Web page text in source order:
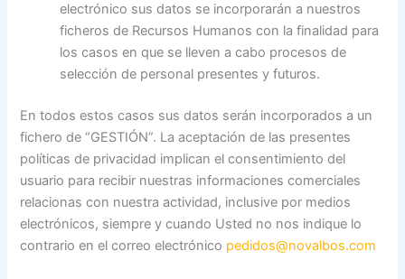
electrónico sus datos se incorporarán a nuestros
ficheros de Recursos Humanos con la finalidad para
los casos en que se lleven a cabo procesos de
selección de personal presentes y futuros.
En todos estos casos sus datos serán incorporados a un
fichero de “GESTIÓN”. La aceptación de las presentes
políticas de privacidad implican el consentimiento del
usuario para recibir nuestras informaciones comerciales
relacionas con nuestra actividad, inclusive por medios
electrónicos, siempre y cuando Usted no nos indique lo
contrario en el correo electrónico pedidos@novalbos.com